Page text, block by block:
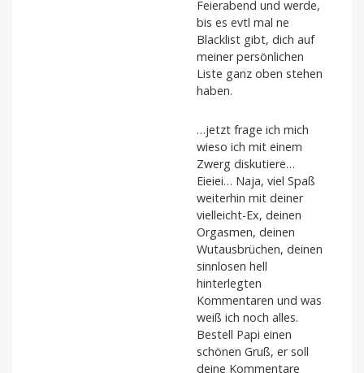
Feierabend und werde,
bis es evtl mal ne
Blacklist gibt, dich auf
meiner persönlichen
Liste ganz oben stehen
haben.
…jetzt frage ich mich
wieso ich mit einem
Zwerg diskutiere…
Eieiei… Naja, viel Spaß
weiterhin mit deiner
vielleicht-Ex, deinen
Orgasmen, deinen
Wutausbrüchen, deinen
sinnlosen hell
hinterlegten
Kommentaren und was
weiß ich noch alles.
Bestell Papi einen
schönen Gruß, er soll
deine Kommentare